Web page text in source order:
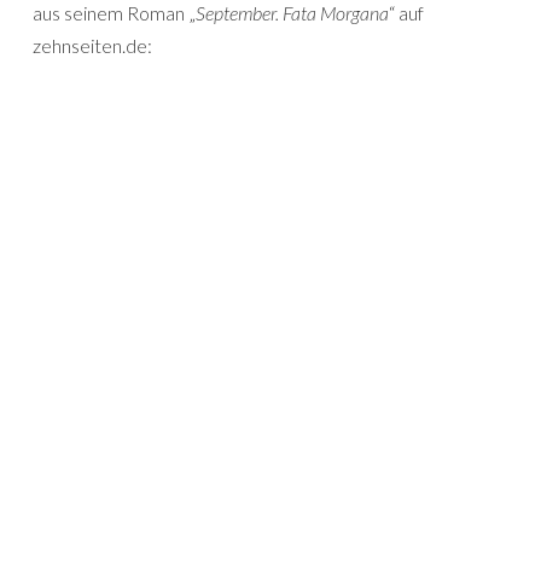
aus seinem Roman „September. Fata Morgana“ auf
zehnseiten.de: